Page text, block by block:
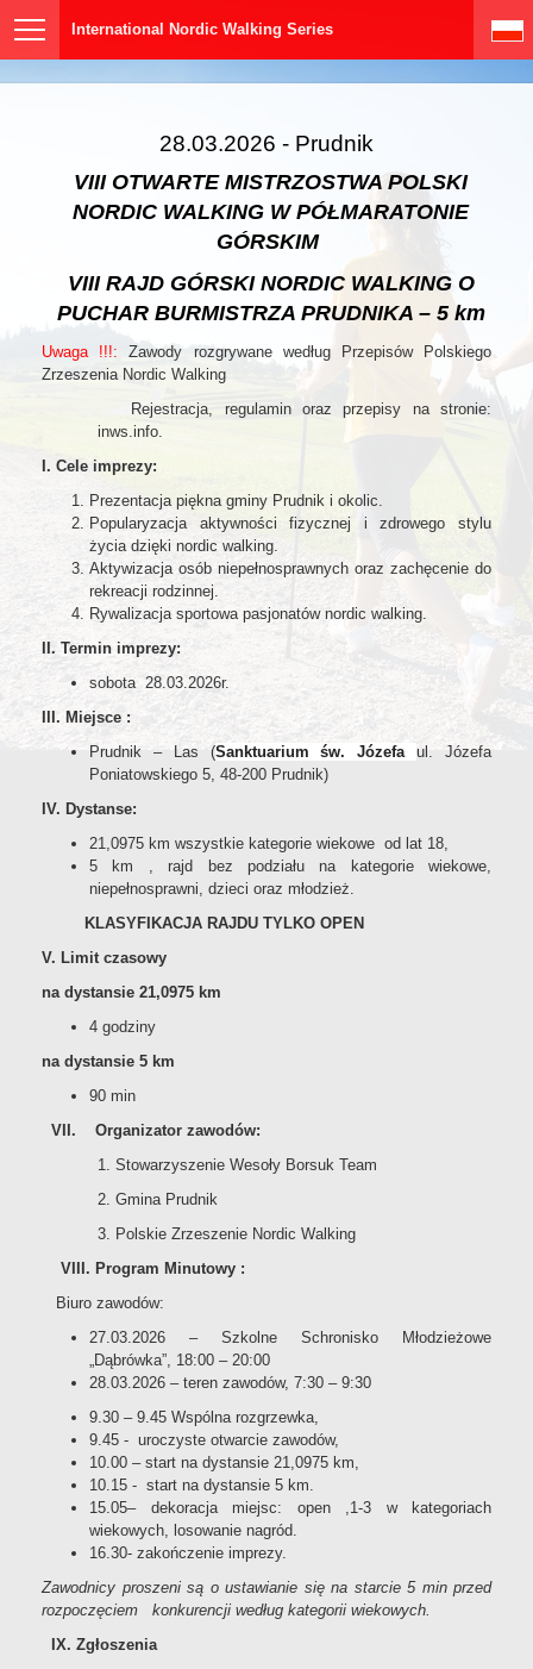
International Nordic Walking Series
28.03.2026 - Prudnik
VIII OTWARTE MISTRZOSTWA POLSKI
NORDIC WALKING W PÓŁMARATONIE
GÓRSKIM
VIII RAJD GÓRSKI NORDIC WALKING O
PUCHAR BURMISTRZA PRUDNIKA – 5 km
Uwaga !!!:Zawody rozgrywane według Przepisów Polskiego
Zrzeszenia Nordic Walking
Rejestracja, regulamin oraz przepisy na stronie:
inws.info.
I. Cele imprezy:
Prezentacja piękna gminy Prudnik i okolic.
Popularyzacja aktywności fizycznej i zdrowego stylu
życia dzięki nordic walking.
Aktywizacja osób niepełnosprawnych oraz zachęcenie do
rekreacji rodzinnej.
Rywalizacja sportowa pasjonatów nordic walking.
II. Termin imprezy:
sobota 28.03.2026r.
III. Miejsce :
Prudnik – Las (Sanktuarium św. Józefaul. Józefa
Poniatowskiego 5, 48-200 Prudnik)
IV. Dystanse:
21,0975 km wszystkie kategorie wiekowe od lat 18,
5 km , rajd bez podziału na kategorie wiekowe,
niepełnosprawni, dzieci oraz młodzież.
KLASYFIKACJA RAJDU TYLKO OPEN
V. Limit czasowy
na dystansie 21,0975 km
4 godziny
na dystansie 5 km
90 min
VII. Organizator zawodów:
1. Stowarzyszenie Wesoły Borsuk Team
2. Gmina Prudnik
3. Polskie Zrzeszenie Nordic Walking
VIII. Program Minutowy :
Biuro zawodów:
27.03.2026 – Szkolne Schronisko Młodzieżowe
„Dąbrówka”, 18:00 – 20:00
28.03.2026 – teren zawodów, 7:30 – 9:30
9.30 – 9.45 Wspólna rozgrzewka,
9.45 - uroczyste otwarcie zawodów,
10.00 – start na dystansie 21,0975 km,
10.15 - start na dystansie 5 km.
15.05– dekoracja miejsc: open ,1-3 w kategoriach
wiekowych, losowanie nagród.
16.30- zakończenie imprezy.
Zawodnicy proszeni są o ustawianie się na starcie 5 min przed
rozpoczęciem konkurencji według kategorii wiekowych.
IX. Zgłoszenia